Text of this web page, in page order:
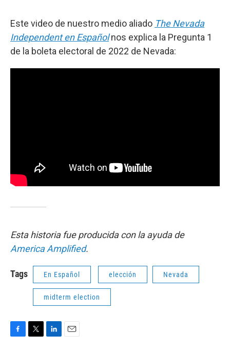
Este video de nuestro medio aliado The Nevada
Independent en Españolnos explica la Pregunta 1
de la boleta electoral de 2022 de Nevada:
Esta historia fue producida con la ayuda de
America Amplified.
Tags En Español elección Nevada
midterm election
F
T
L
E